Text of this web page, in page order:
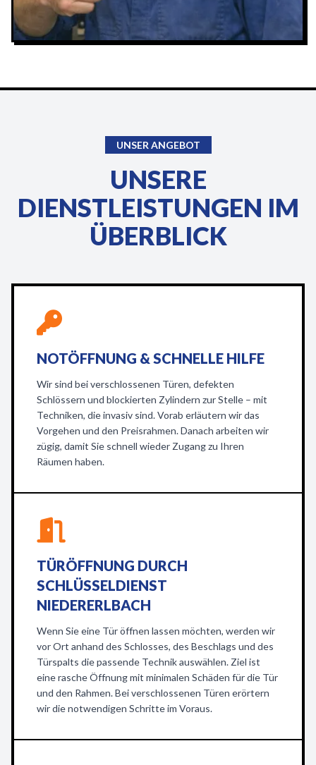
UNSER ANGEBOT
UNSERE
DIENSTLEISTUNGEN IM
ÜBERBLICK
NOTÖFFNUNG & SCHNELLE HILFE
Wir sind bei verschlossenen Türen, defekten
Schlössern und blockierten Zylindern zur Stelle – mit
Techniken, die invasiv sind. Vorab erläutern wir das
Vorgehen und den Preisrahmen. Danach arbeiten wir
zügig, damit Sie schnell wieder Zugang zu Ihren
Räumen haben.
TÜRÖFFNUNG DURCH
SCHLÜSSELDIENST
NIEDERERLBACH
Wenn Sie eine Tür öffnen lassen möchten, werden wir
vor Ort anhand des Schlosses, des Beschlags und des
Türspalts die passende Technik auswählen. Ziel ist
eine rasche Öffnung mit minimalen Schäden für die Tür
und den Rahmen. Bei verschlossenen Türen erörtern
wir die notwendigen Schritte im Voraus.